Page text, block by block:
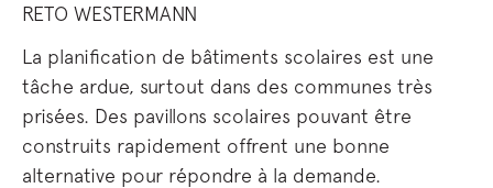
RETO WESTERMANN
La planification de bâtiments scolaires est une
tâche ardue, surtout dans des communes très
prisées. Des pavillons scolaires pouvant être
construits rapidement offrent une bonne
alternative pour répondre à la demande.